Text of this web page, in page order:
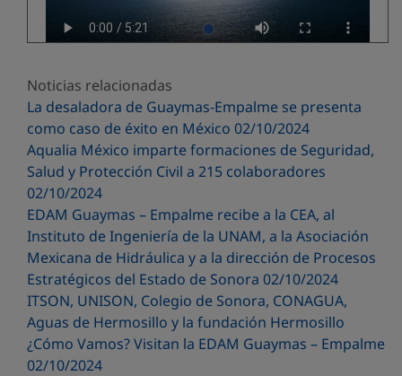
Noticias relacionadas
La desaladora de Guaymas-Empalme se presenta
como caso de éxito en México 02/10/2024
Aqualia México imparte formaciones de Seguridad,
Salud y Protección Civil a 215 colaboradores
02/10/2024
EDAM Guaymas – Empalme recibe a la CEA, al
Instituto de Ingeniería de la UNAM, a la Asociación
Mexicana de Hidráulica y a la dirección de Procesos
Estratégicos del Estado de Sonora 02/10/2024
ITSON, UNISON, Colegio de Sonora, CONAGUA,
Aguas de Hermosillo y la fundación Hermosillo
¿Cómo Vamos? Visitan la EDAM Guaymas – Empalme
02/10/2024